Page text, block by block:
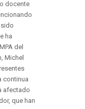
docente
sido
ha
del
Michel
continua
afectado
que han